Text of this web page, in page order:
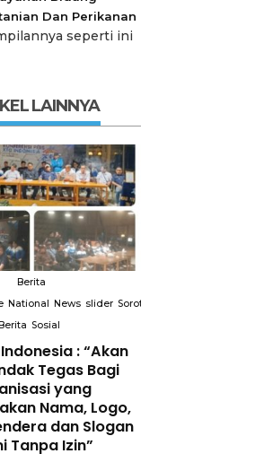
Dan Perikanan
seperti ini
LAINNYA
Berita
National News slider Sorotan
Berita Sosial
Indonesia : “Akan
Tegas Bagi
yang
Nama, Logo,
dan Slogan
Tanpa Izin”